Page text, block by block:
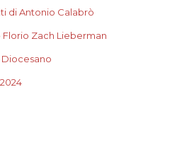
di Antonio Calabrò
Florio Zach Lieberman
Diocesano